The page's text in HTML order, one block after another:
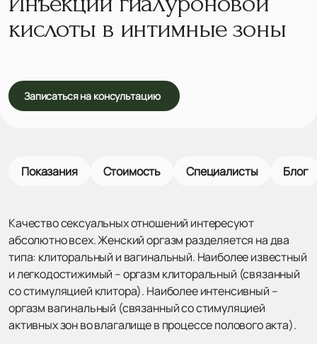
кислоты в интимные зоны
Записаться на консультацию
Показания Стоимость Специалисты Блог
Качество сексуальных отношений интересуют
абсолютно всех. Женский оргазм разделяется на два
типа: клиторальный и вагинальный. Наиболее известный
и легкодостижимый – оргазм клиторальный (связанный
со стимуляцией клитора). Наиболее интенсивный –
оргазм вагинальный (связанный со стимуляцией
активных зон во влагалище в процессе полового акта).